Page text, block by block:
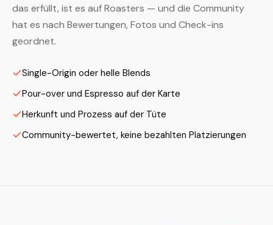
das erfüllt, ist es auf Roasters — und die Community
hat es nach Bewertungen, Fotos und Check-ins
geordnet.
Single-Origin oder helle Blends
Pour-over und Espresso auf der Karte
Herkunft und Prozess auf der Tüte
Community-bewertet, keine bezahlten Platzierungen